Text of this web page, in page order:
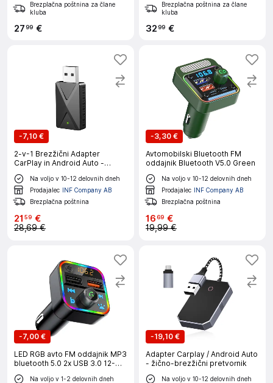
Brezplačna poštnina za člane
kluba
2799 €
Brezplačna poštnina za člane
kluba
3299 €
-7,10 €
2-v-1 Brezžični Adapter
CarPlay in Android Auto -
Uživajte v Brezžični Povezavi
Na voljo v 10-12 delovnih dneh
Prodajalec INF Company AB
Brezplačna poštnina
21 59 €
28,69 €
-3,30 €
Avtomobilski Bluetooth FM
oddajnik Bluetooth V5.0 Green
Na voljo v 10-12 delovnih dneh
Prodajalec INF Company AB
Brezplačna poštnina
1669 €
19,99 €
-7,00 €
LED RGB avto FM oddajnik MP3
bluetooth 5.0 2x USB 3.0 12-
24V
Na voljo v 1-2 delovnih dneh
-19,10 €
Adapter Carplay / Android Auto
- žično-brezžični pretvornik
Na voljo v 10-12 delovnih dneh